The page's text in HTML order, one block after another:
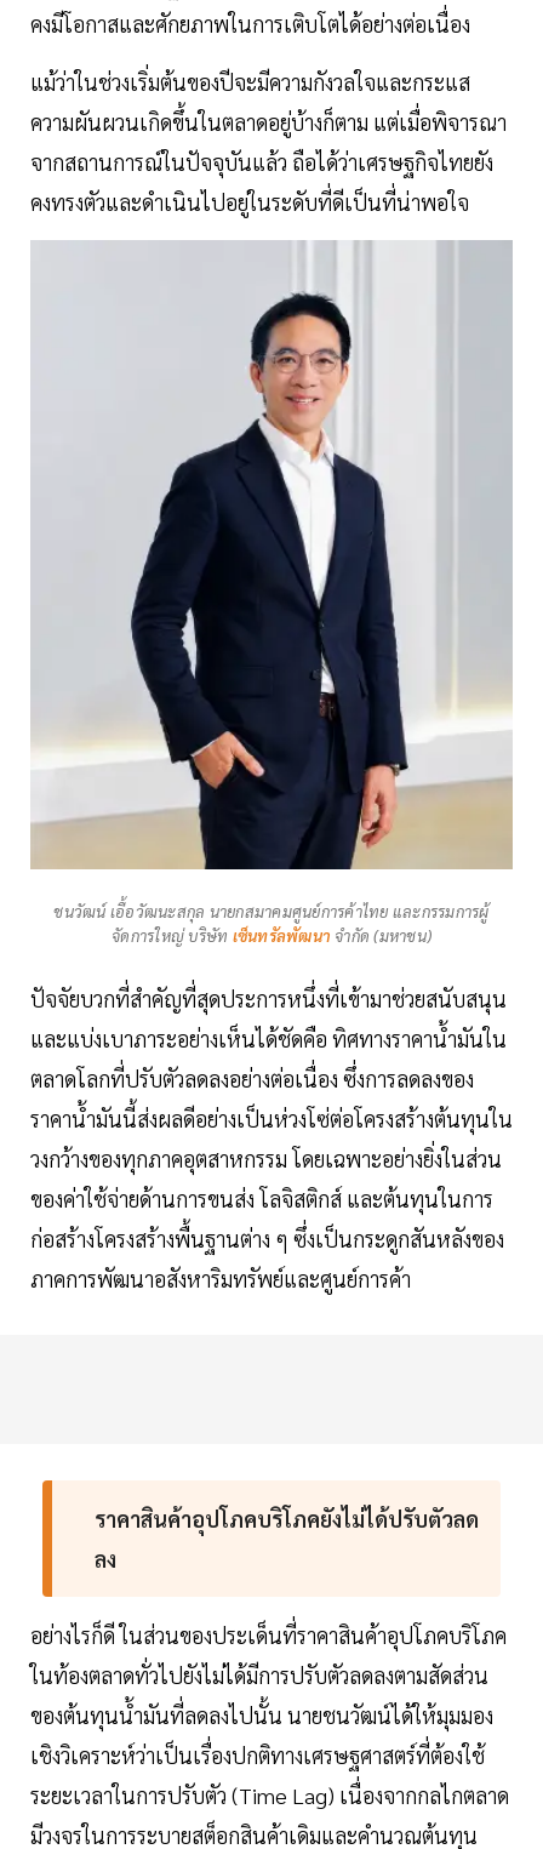
คงมีโอกาสและศักยภาพในการเติบโตได้อย่างต่อเนื่อง
แม้ว่าในช่วงเริ่มต้นของปีจะมีความกังวลใจและกระแส
ความผันผวนเกิดขึ้นในตลาดอยู่บ้างก็ตาม แต่เมื่อพิจารณา
จากสถานการณ์ในปัจจุบันแล้ว ถือได้ว่าเศรษฐกิจไทยยัง
คงทรงตัวและดำเนินไปอยู่ในระดับที่ดีเป็นที่น่าพอใจ
ชนวัฒน์ เอื้อวัฒนะสกุล นายกสมาคมศูนย์การค้าไทย และกรรมการผู้
จัดการใหญ่ บริษัท เซ็นทรัลพัฒนา จำกัด (มหาชน)
ปัจจัยบวกที่สำคัญที่สุดประการหนึ่งที่เข้ามาช่วยสนับสนุน
และแบ่งเบาภาระอย่างเห็นได้ชัดคือ ทิศทางราคาน้ำมันใน
ตลาดโลกที่ปรับตัวลดลงอย่างต่อเนื่อง ซึ่งการลดลงของ
ราคาน้ำมันนี้ส่งผลดีอย่างเป็นห่วงโซ่ต่อโครงสร้างต้นทุนใน
วงกว้างของทุกภาคอุตสาหกรรม โดยเฉพาะอย่างยิ่งในส่วน
ของค่าใช้จ่ายด้านการขนส่ง โลจิสติกส์ และต้นทุนในการ
ก่อสร้างโครงสร้างพื้นฐานต่าง ๆ ซึ่งเป็นกระดูกสันหลังของ
ภาคการพัฒนาอสังหาริมทรัพย์และศูนย์การค้า
ราคาสินค้าอุปโภคบริโภคยังไม่ได้ปรับตัวลด
ลง
อย่างไรก็ดี ในส่วนของประเด็นที่ราคาสินค้าอุปโภคบริโภค
ในท้องตลาดทั่วไปยังไม่ได้มีการปรับตัวลดลงตามสัดส่วน
ของต้นทุนน้ำมันที่ลดลงไปนั้น นายชนวัฒน์ได้ให้มุมมอง
เชิงวิเคราะห์ว่าเป็นเรื่องปกติทางเศรษฐศาสตร์ที่ต้องใช้
ระยะเวลาในการปรับตัว (Time Lag) เนื่องจากกลไกตลาด
มีวงจรในการระบายสต็อกสินค้าเดิมและคำนวณต้นทุน